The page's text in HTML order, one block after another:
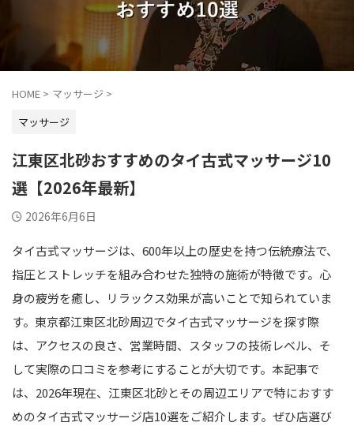
HOME > マッサージ >
マッサージ
江東区北砂おすすめのタイ古式マッサージ10
選【2026年最新】
2026年6月6日
タイ古式マッサージは、600年以上の歴史を持つ伝統療法で、
指圧とストレッチを組み合わせた独特の施術が特徴です。心
身の疲労を癒し、リラックス効果が高いことで知られていま
す。東京都江東区北砂周辺でタイ古式マッサージを探す際
は、アクセスの良さ、営業時間、スタッフの技術レベル、そ
して実際の口コミを参考にすることが大切です。本記事で
は、2026年現在、江東区北砂とその周辺エリアで特におすす
めのタイ古式マッサージ店10選をご紹介します。ぜひ店選び